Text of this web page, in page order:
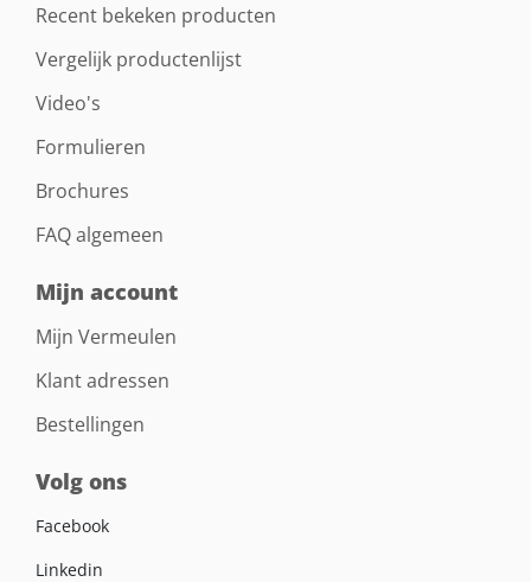
Recent bekeken producten
Vergelijk productenlijst
Video's
Formulieren
Brochures
FAQ algemeen
Mijn account
Mijn Vermeulen
Klant adressen
Bestellingen
Volg ons
Facebook
Linkedin